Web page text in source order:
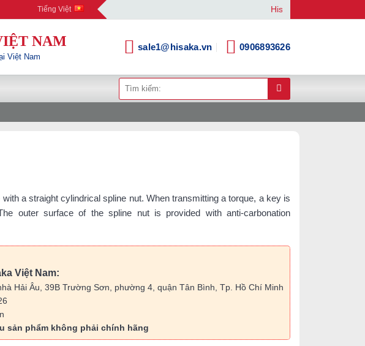
Tiếng Việt Hisaka | Your Automation
NAM
Việt Nam
sale1@hisaka.vn 0906893626
Tìm
kiếm:
a straight cylindrical spline nut. When transmitting a torque, a key is
outer surface of the spline nut is provided with anti-carbonation
Việt Nam:
Hải Âu, 39B Trường Sơn, phường 4, quận Tân Bình, Tp. Hồ Chí Minh
sản phẩm không phải chính hãng